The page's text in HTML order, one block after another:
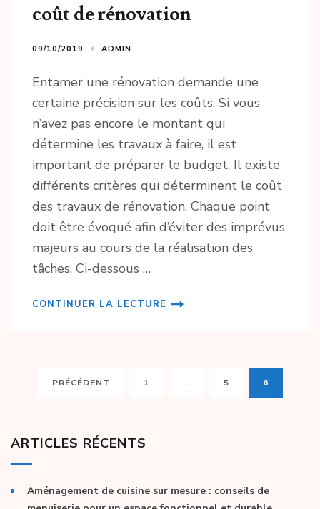
coût de rénovation
09/10/2019 ADMIN
Entamer une rénovation demande une
certaine précision sur les coûts. Si vous
n’avez pas encore le montant qui
détermine les travaux à faire, il est
important de préparer le budget. Il existe
différents critères qui déterminent le coût
des travaux de rénovation. Chaque point
doit être évoqué afin d’éviter des imprévus
majeurs au cours de la réalisation des
tâches. Ci-dessous …
CONTINUER LA LECTURE
Pagination
PRÉCÉDENT PAGE
1 … PAGE
5 PAGE
6
ARTICLES RÉCENTS
Aménagement de cuisine sur mesure : conseils de